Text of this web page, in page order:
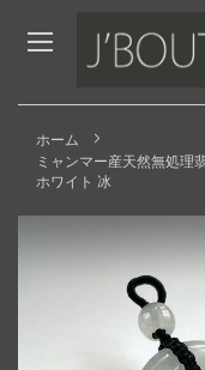
to
Content
ホーム
ミャンマー産天然無処理
ホワイト 冰
Skip